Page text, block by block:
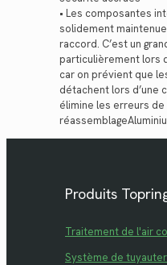
• Les composantes
solidement
raccord. C’est un
particulièrement lors
car on prévient que
détachent lors d’une
élimine les erreurs de
Produits
Traitement de l'air
Système de